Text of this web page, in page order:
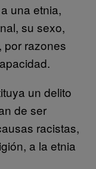
una etnia,
su sexo,
por razones
un delito
de ser
racistas,
a la etnia